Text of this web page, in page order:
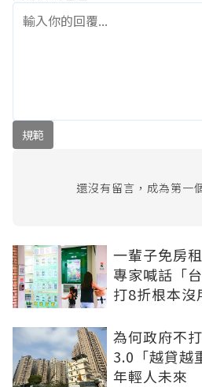
規範
還沒有留言，成為第一
一輩子免房
專家喊話「
打8折根本沒
為何政府不
3.0「越貸越
年輕人未來